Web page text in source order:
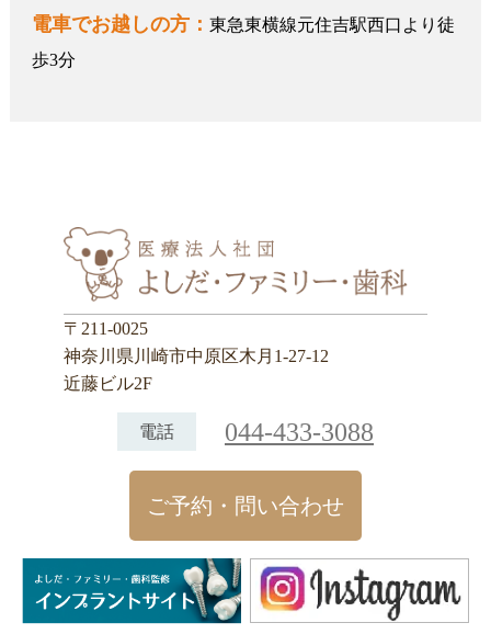
電車でお越しの方： 東急東横線元住吉駅西口より徒
歩3分
〒211-0025
神奈川県川崎市中原区木月1-27-12
近藤ビル2F
電話 044-433-3088
ご予約・問い合わせ